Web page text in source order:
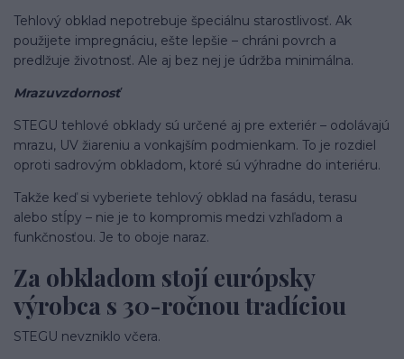
Tehlový obklad nepotrebuje špeciálnu starostlivosť. Ak
použijete impregnáciu, ešte lepšie – chráni povrch a
predlžuje životnosť. Ale aj bez nej je údržba minimálna.
Mrazuvzdornosť
STEGU tehlové obklady sú určené aj pre exteriér – odolávajú
mrazu, UV žiareniu a vonkajším podmienkam. To je rozdiel
oproti sadrovým obkladom, ktoré sú výhradne do interiéru.
Takže keď si vyberiete tehlový obklad na fasádu, terasu
alebo stĺpy – nie je to kompromis medzi vzhľadom a
funkčnosťou. Je to oboje naraz.
Za obkladom stojí európsky
výrobca s 30-ročnou tradíciou
STEGU nevzniklo včera.